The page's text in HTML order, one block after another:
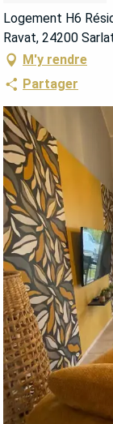
Logement H6
Ravat, 24200
M'y rendre
Partager